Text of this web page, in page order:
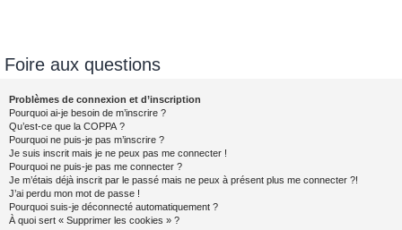
Foire aux questions
Problèmes de connexion et d’inscription
Pourquoi ai-je besoin de m’inscrire ?
Qu’est-ce que la COPPA ?
Pourquoi ne puis-je pas m’inscrire ?
Je suis inscrit mais je ne peux pas me connecter !
Pourquoi ne puis-je pas me connecter ?
Je m’étais déjà inscrit par le passé mais ne peux à présent plus me connecter ?!
J’ai perdu mon mot de passe !
Pourquoi suis-je déconnecté automatiquement ?
À quoi sert « Supprimer les cookies » ?